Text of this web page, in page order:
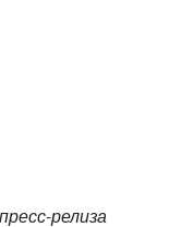
релиза